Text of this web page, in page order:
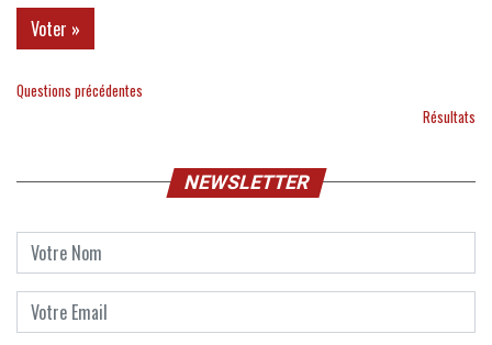
Questions précédentes
Résultats
NEWSLETTER